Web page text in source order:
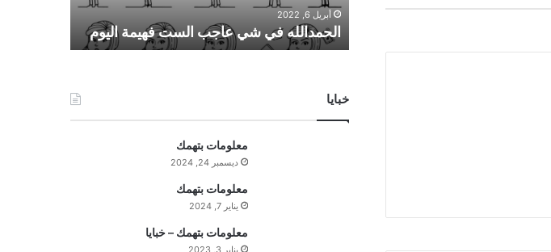
ي
ع
ا
أبريل 6, 2022
الحمدالله في شي عاجب الست فهيمة اليوم
خبايا
معلومات بتهمك
ديسمبر 24, 2024
معلومات بتهمك
يناير 7, 2024
معلومات بتهمك – خبايا